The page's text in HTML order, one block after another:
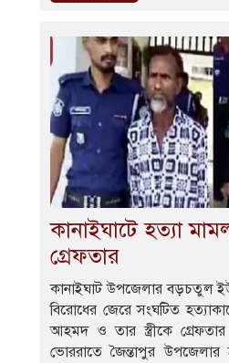
কানাইঘাটে হত্যা
গ্রেফতার
কানাইঘাট উপজেলার বড়চতুল
বিরোধের জেরে সংঘটিত
আহমদ ও তার স্ত্রীকে
ভোররাতে জৈন্তাপুর উপজেলার